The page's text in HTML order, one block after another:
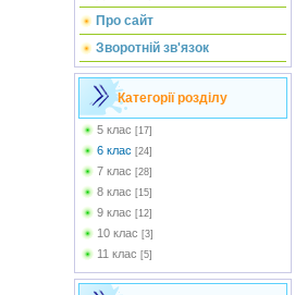
Про сайт
Зворотній зв'язок
Категорії розділу
5 клас [17]
6 клас [24]
7 клас [28]
8 клас [15]
9 клас [12]
10 клас [3]
11 клас [5]